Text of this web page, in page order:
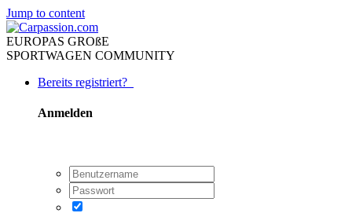
Jump to content
EUROPAS GROßE
SPORTWAGEN COMMUNITY
Bereits registriert?
Anmelden